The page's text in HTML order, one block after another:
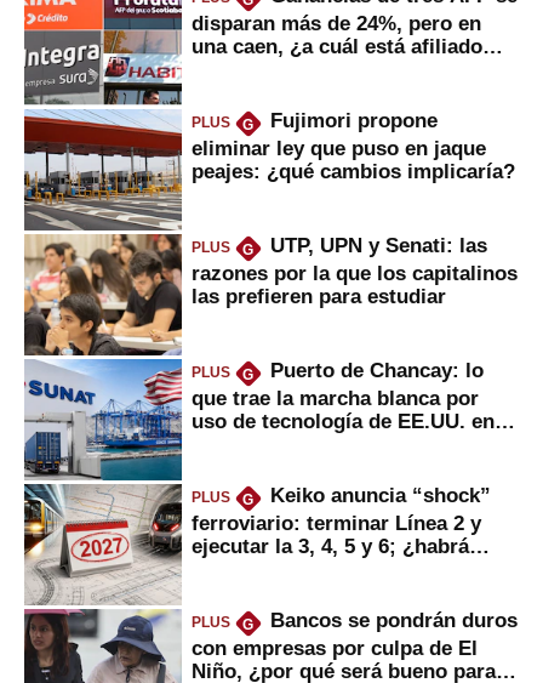
disparan más de 24%, pero en
una caen, ¿a cuál está afiliado
PLUS G
Fujimori propone
eliminar ley que puso en jaque
peajes: ¿qué cambios implicaría?
PLUS G
UTP, UPN y Senati: las
razones por la que los capitalinos
las prefieren para estudiar
PLUS G
Puerto de Chancay: lo
que trae la marcha blanca por
uso de tecnología de EE.UU. en
PLUS G
Keiko anuncia “shock”
ferroviario: terminar Línea 2 y
ejecutar la 3, 4, 5 y 6; ¿habrá
PLUS G
Bancos se pondrán duros
con empresas por culpa de El
Niño, ¿por qué será bueno para